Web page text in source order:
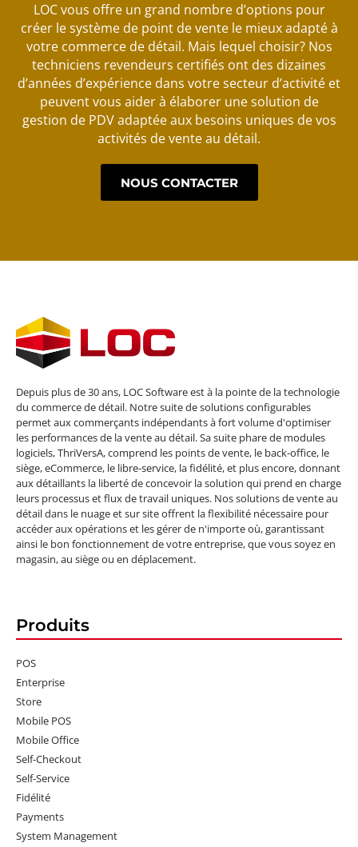
LOC vous offre un grand nombre d’options pour
créer le système de point de vente le mieux adapté à
votre commerce de détail. Mais lequel choisir? Nos
techniciens revendeurs certifiés ont des dizaines
d’années d’expérience dans votre secteur d’activité et
peuvent vous aider à élaborer une solution de
gestion de PDV adaptée aux besoins uniques de vos
activités de vente au détail.
NOUS CONTACTER
Depuis plus de 30 ans, LOC Software est à la pointe de la technologie
du commerce de détail. Notre suite de solutions configurables
permet aux commerçants indépendants à fort volume d'optimiser
les performances de la vente au détail. Sa suite phare de modules
logiciels, ThriVersA, comprend les points de vente, le back-office, le
siège, eCommerce, le libre-service, la fidélité, et plus encore, donnant
aux détaillants la liberté de concevoir la solution qui prend en charge
leurs processus et flux de travail uniques. Nos solutions de vente au
détail dans le nuage et sur site offrent la flexibilité nécessaire pour
accéder aux opérations et les gérer de n'importe où, garantissant
ainsi le bon fonctionnement de votre entreprise, que vous soyez en
magasin, au siège ou en déplacement.
Produits
POS
Enterprise
Store
Mobile POS
Mobile Office
Self-Checkout
Self-Service
Fidélité
Payments
System Management